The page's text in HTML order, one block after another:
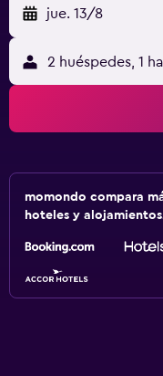
jue. 13/8
2 huéspedes, 1
momondo compara
hoteles y